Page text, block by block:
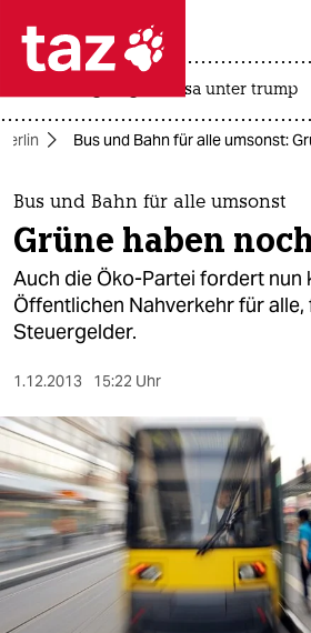
 taz zahl ich
taz zahl ich
themen
politik
öko
gesellschaft
sport
berlin
nord
wahrheit
usa unter trump
Berlin Bus und Bahn für alle umsonst:
Bus und Bahn für alle umsonst
Grüne haben
Auch die Öko-Partei fordert nun
Öffentlichen Nahverkehr für
Steuergelder.
1.12.2013 15:22 Uhr